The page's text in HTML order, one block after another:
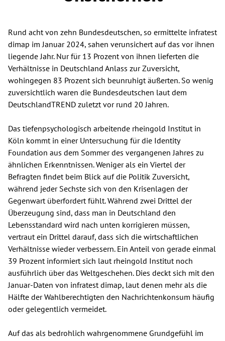
Rund acht von zehn Bundesdeutschen, so ermittelte infratest
dimap im Januar 2024, sahen verunsichert auf das vor ihnen
liegende Jahr. Nur für 13 Prozent von ihnen lieferten die
Verhältnisse in Deutschland Anlass zur Zuversicht,
wohingegen 83 Prozent sich beunruhigt äußerten. So wenig
zuversichtlich waren die Bundesdeutschen laut dem
DeutschlandTREND zuletzt vor rund 20 Jahren.
Das tiefenpsychologisch arbeitende rheingold Institut in
Köln kommt in einer Untersuchung für die Identity
Foundation aus dem Sommer des vergangenen Jahres zu
ähnlichen Erkenntnissen. Weniger als ein Viertel der
Befragten findet beim Blick auf die Politik Zuversicht,
während jeder Sechste sich von den Krisenlagen der
Gegenwart überfordert fühlt. Während zwei Drittel der
Überzeugung sind, dass man in Deutschland den
Lebensstandard wird nach unten korrigieren müssen,
vertraut ein Drittel darauf, dass sich die wirtschaftlichen
Verhältnisse wieder verbessern. Ein Anteil von gerade einmal
39 Prozent informiert sich laut rheingold Institut noch
ausführlich über das Weltgeschehen. Dies deckt sich mit den
Januar-Daten von infratest dimap, laut denen mehr als die
Hälfte der Wahlberechtigten den Nachrichtenkonsum häufig
oder gelegentlich vermeidet.
Auf das als bedrohlich wahrgenommene Grundgefühl im